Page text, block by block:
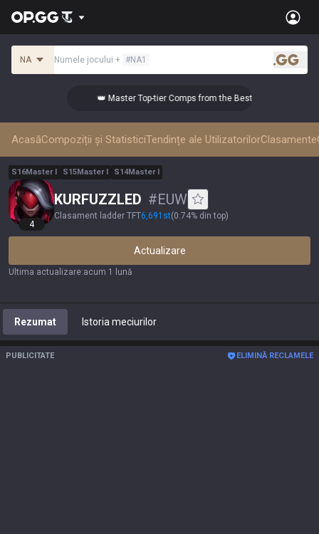
NA Numele jocului + #NA1
.gg
👑 Master Top-tier Comps from the Best!
AcasăCompoziții și StatisticiTendințe ale UtilizatorilorClasamente
S16Master I S15Master I S14Master I
4
KURFUZZLED #EUW
Clasament ladder TFT6,691 st(0.74% din top)
Actualizare
Ultima actualizare:acum 1 lună
Rezumat Istoria meciurilor
PUBLICITATE ELIMINĂ RECLAMELE